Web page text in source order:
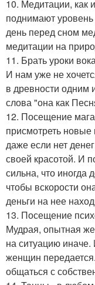
10. Медитации, как
поднимают
день перед сном
медитации на
11. Брать уроки
И нам уже не
в древности
слова "она как
12. Посещение
присмотреть
даже если нет
своей красотой. И
сильна, что иногда
чтобы вскорости
деньги на нее
13. Посещение
Мудрая, опытная
на ситуацию
женщин
общаться с